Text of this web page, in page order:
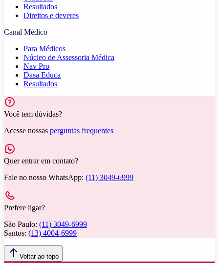
Resultados
Direitos e deveres
Canal Médico
Para Médicos
Núcleo de Assessoria Médica
Nav Pro
Dasa Educa
Resultados
Você tem dúvidas?
Acesse nossas perguntas frequentes
Quer entrar em contato?
Fale no nosso WhatsApp: (11) 3049-6999
Prefere ligar?
São Paulo: (11) 3049-6999
Santos: (13) 4004-6999
Voltar ao topo